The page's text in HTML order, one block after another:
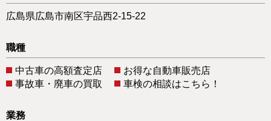
広島県広島市南区宇品西2-15-22
職種
中古車の高額査定店
お得な自動車販売店
事故車・廃車の買取
車検の相談はこちら！
業務